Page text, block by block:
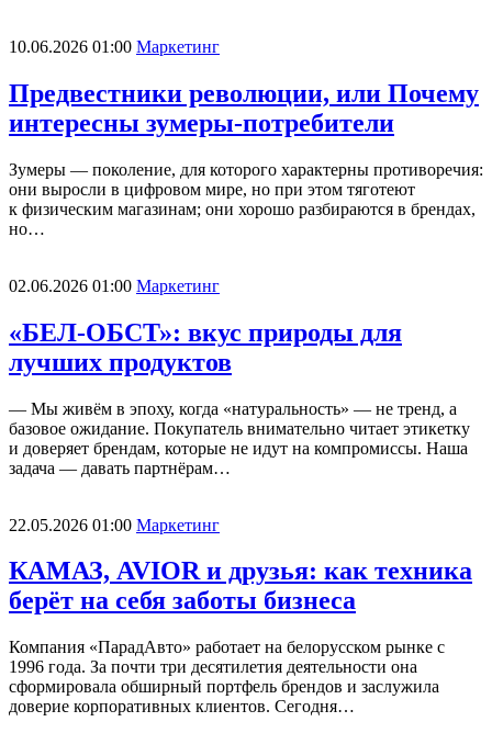
10.06.2026 01:00 Маркетинг
Предвестники революции, или Почему
интересны зумеры-потребители
Зумеры — поколение, для которого характерны противоречия:
они выросли в цифровом мире, но при этом тяготеют
к физическим магазинам; они хорошо разбираются в брендах,
но…
02.06.2026 01:00 Маркетинг
«БЕЛ-ОБСТ»: вкус природы для
лучших продуктов
— Мы живём в эпоху, когда «натуральность» — не тренд, а
базовое ожидание. Покупатель внимательно читает этикетку
и доверяет брендам, которые не идут на компромиссы. Наша
задача — давать партнёрам…
22.05.2026 01:00 Маркетинг
КАМАЗ, AVIOR и друзья: как техника
берёт на себя заботы бизнеса
Компания «ПарадАвто» работает на белорусском рынке с
1996 года. За почти три десятилетия деятельности она
сформировала обширный портфель брендов и заслужила
доверие корпоративных клиентов. Сегодня…